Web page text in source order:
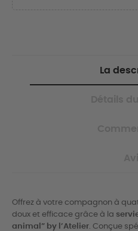
La
Offrez à votre compagnon à
doux et efficace grâce à la
animal” by l’Atelier. Conçue